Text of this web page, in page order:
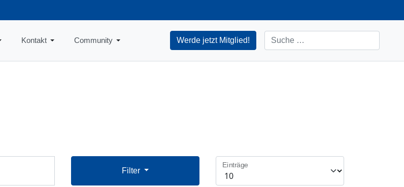
Kontakt Community Werde jetzt Mitglied! Suchen
Filter
Einträge